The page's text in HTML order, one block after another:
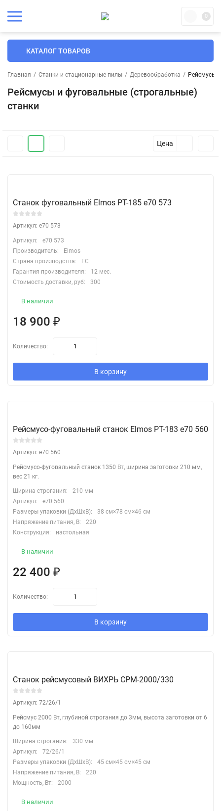
0
КАТАЛОГ ТОВАРОВ
Главная / Станки и стационарные пилы / Деревообработка / Рейсмусы
Рейсмусы и фуговальные (строгальные)
станки
Цена
Станок фуговальный Elmos PT-185 e70 573
Артикул: e70 573
Артикул:
e70 573
Производитель:
Elmos
Страна производства:
EC
Гарантия производителя:
12 мес.
Стоимость доставки, руб:
300
В наличии
18 900 ₽
Количество:
В корзину
Рейсмусо-фуговальный станок Elmos PT-183 e70 560
Артикул: e70 560
Рейсмусо-фуговальный станок 1350 Вт, ширина заготовки 210 мм,
вес 21 кг.
Ширина строгания:
210 мм
Артикул:
e70 560
Размеры упаковки (ДхШхВ):
38 см×78 см×46 см
Напряжение питания, В:
220
Конструкция:
настольная
В наличии
22 400 ₽
Количество:
В корзину
Станок рейсмусовый ВИХРЬ СРМ-2000/330
Артикул: 72/26/1
Рейсмус 2000 Вт, глубиной строгания до 3мм, высота заготовки от 6
до 160мм
Ширина строгания:
330 мм
Артикул:
72/26/1
Размеры упаковки (ДхШхВ):
45 см×45 см×45 см
Напряжение питания, В:
220
Мощность, Вт:
2000
В наличии